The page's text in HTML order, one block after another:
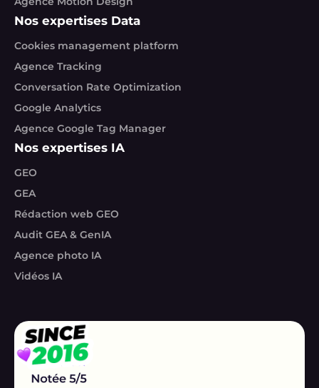
Nos expertises Data
Cookies management platform
Agence Tracking
Conversation Rate Optimization
Google Analytics
Agence Google Tag Manager
Nos expertises IA
GEO
GEA
Rédaction web GEO
Audit GEA & GenIA
Agence photo IA
Vidéos IA